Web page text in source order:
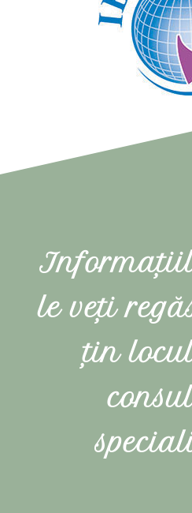
le veți
țin